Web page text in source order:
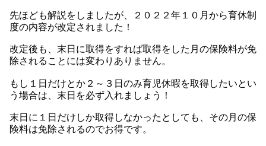
先ほども解説をしましたが、２０２２年１０月から育休制
度の内容が改定されました！
改定後も、末日に取得をすれば取得をした月の保険料が免
除されることには変わりありません。
もし１日だけとか２～３日のみ育児休暇を取得したいとい
う場合は、末日を必ず入れましょう！
末日に１日だけしか取得しなかったとしても、その月の保
険料は免除されるのでお得です。